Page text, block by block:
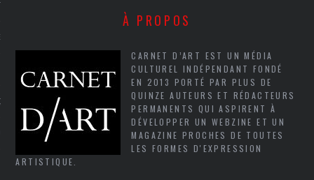
EN VOD
À PROPOS
CARNET D’ART EST UN MÉDIA
CULTUREL INDÉPENDANT FONDÉ
EN 2013 PORTÉ PAR PLUS DE
QUINZE AUTEURS ET RÉDACTEURS
PERMANENTS QUI ASPIRENT À
DÉVELOPPER UN WEBZINE ET UN
MAGAZINE PROCHES DE TOUTES
LES FORMES D'EXPRESSION
ARTISTIQUE.